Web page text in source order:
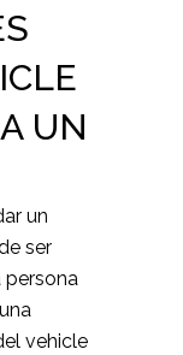
UN
un
ser
persona
vehicle